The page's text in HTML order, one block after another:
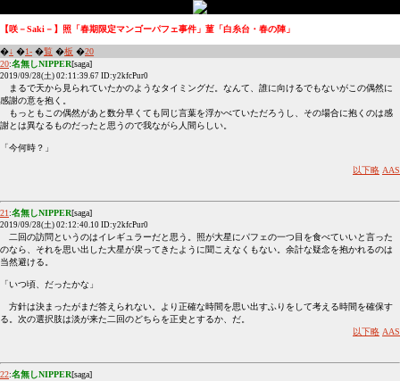
【咲－Saki－】照「春期限定マンゴーパフェ事件」菫「白糸台・春の陣」
�↓ �1- �覧 �板 �20
20:名無しNIPPER[saga]
2019/09/28(土) 02:11:39.67 ID:y2kfcPur0
まるで天から見られていたかのようなタイミングだ。なんて、誰に向けるでもないがこの偶然に
感謝の意を抱く。
もっともこの偶然があと数分早くても同じ言葉を浮かべていただろうし、その場合に抱くのは感
謝とは異なるものだったと思うので我ながら人間らしい。
「今何時？」
以下略 AAS
21 :名無しNIPPER[saga]
2019/09/28(土) 02:12:40.10 ID:y2kfcPur0
二回の訪問というのはイレギュラーだと思う。照が大星にパフェの一つ目を食べていいと言った
のなら、それを思い出した大星が戻ってきたように聞こえなくもない。余計な疑念を抱かれるのは
当然避ける。
「いつ頃、だったかな」
方針は決まったがまだ答えられない。より正確な時間を思い出すふりをして考える時間を確保す
る。次の選択肢は淡が来た二回のどちらを正史とするか、だ。
以下略 AAS
22:名無しNIPPER[saga]